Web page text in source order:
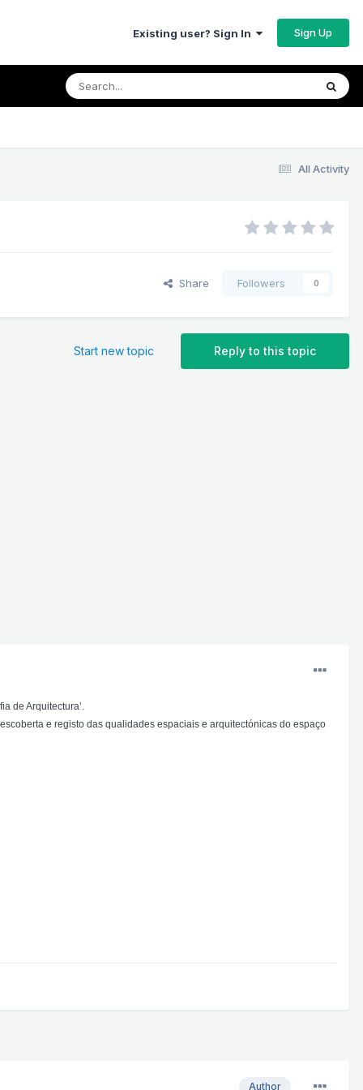
Existing user? Sign In Sign Up
All Activity
Share Followers 0
Reply to this topic
Start new topic
de Arquitectura’.
e registo das qualidades espaciais e arquitectónicas do espaço
Author